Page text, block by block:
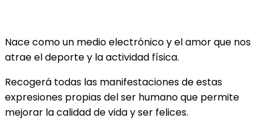
Nace como un medio electrónico y el amor que nos
atrae el deporte y la actividad física.
Recogerá todas las manifestaciones de estas
expresiones propias del ser humano que permite
mejorar la calidad de vida y ser felices.